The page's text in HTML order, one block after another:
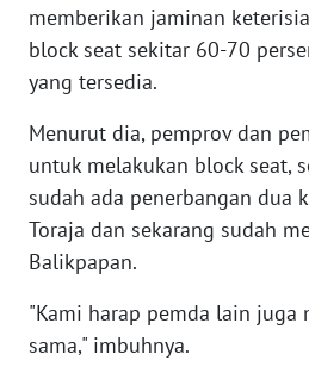
memberikan jaminan
block seat sekitar 60-70
yang tersedia.
Menurut dia, pemprov dan
untuk melakukan block seat,
sudah ada penerbangan dua
Toraja dan sekarang sudah
Balikpapan.
"Kami harap pemda lain juga
sama," imbuhnya.
WN
SULTRA
WN
SULTENG
WN
SULBAR